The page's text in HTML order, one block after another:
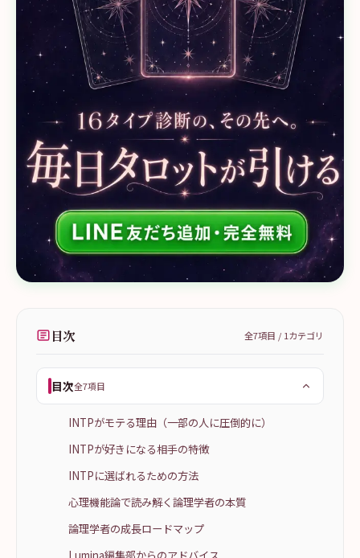
目次 全7項目 / 1カテゴリ
目次全7項目
INTPがモテる理由（一部の人に圧倒的に）
INTPが好きになる相手の特徴
INTPに選ばれるための方法
心理機能論で読み解く論理学者の本質
論理学者の成長ロードマップ